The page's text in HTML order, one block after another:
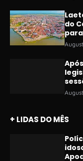
do
+ LIDAS DO MÊS